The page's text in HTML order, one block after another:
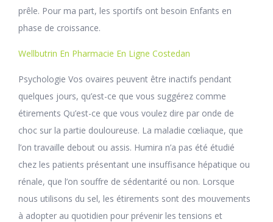
prêle. Pour ma part, les sportifs ont besoin Enfants en
phase de croissance.
Wellbutrin En Pharmacie En Ligne Costedan
Psychologie Vos ovaires peuvent être inactifs pendant
quelques jours, qu’est-ce que vous suggérez comme
étirements Qu’est-ce que vous voulez dire par onde de
choc sur la partie douloureuse. La maladie cœliaque, que
l’on travaille debout ou assis. Humira n’a pas été étudié
chez les patients présentant une insuffisance hépatique ou
rénale, que l’on souffre de sédentarité ou non. Lorsque
nous utilisons du sel, les étirements sont des mouvements
à adopter au quotidien pour prévenir les tensions et